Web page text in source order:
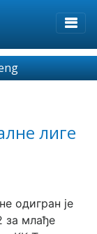
лиге
одигран је
за млађе